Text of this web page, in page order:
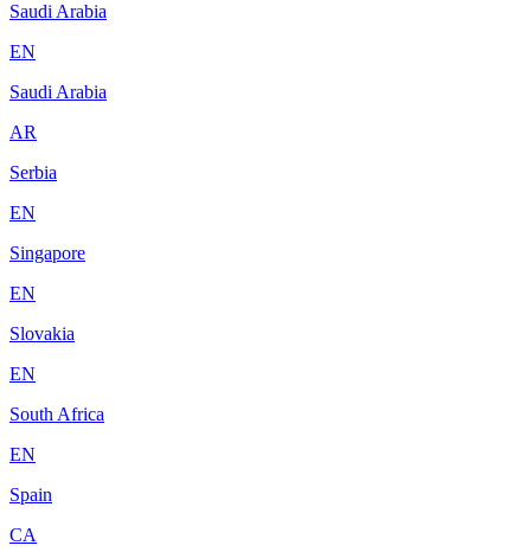
Saudi Arabia
EN
Saudi Arabia
AR
Serbia
EN
Singapore
EN
Slovakia
EN
South Africa
EN
Spain
CA